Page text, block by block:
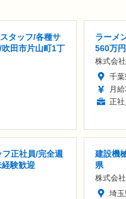
タッフ/各種サ
田市片山町1丁
ラーメ
560万
株式会
千
月
正社
正社員/完全週
験歓迎
建設機
県
株式会
埼